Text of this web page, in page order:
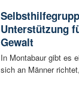
Unterstützung
Gewalt
In Montabaur gibt es
sich an Männer